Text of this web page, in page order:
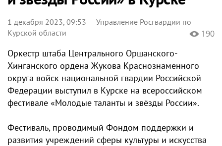
1 декабря 2023, 09:53
Управление Росгвардии по
Курской области
190
Оркестр штаба Центрального Оршанского-
Хинганского ордена Жукова Краснознаменного
округа войск национальной гвардии Российской
Федерации выступил в Курске на всероссийском
фестивале «Молодые таланты и звёзды России».
Фестиваль, проводимый Фондом поддержки и
развития учреждений сферы культуры и искусства